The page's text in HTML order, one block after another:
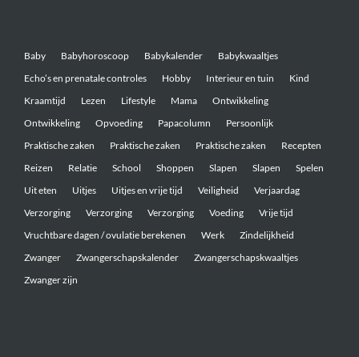
Baby Babyhoroscoop Babykalender
Babykwaaltjes
Echo’s en prenatale controles
Hobby Interieur en tuin
Kind
Kraamtijd
Lezen Lifestyle Mama
Ontwikkeling
Ontwikkeling
Opvoeding Papacolumn
Persoonlijk
Praktische zaken
Praktische zaken Praktische zaken
Recepten
Reizen
Relatie School Shoppen Slapen Slapen
Spelen
Uit eten
Uitjes Uitjes en vrije tijd Veiligheid
Verjaardag
Verzorging
Verzorging Verzorging Voeding
Vrije tijd
Vruchtbare dagen / ovulatie berekenen
Werk
Zindelijkheid
Zwanger
Zwangerschapskalender
Zwangerschapskwaaltjes
Zwanger zijn